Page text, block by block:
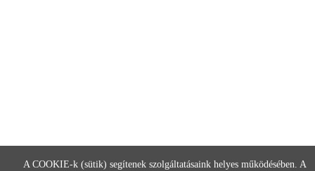
A COOKIE-k (sütik) segítenek szolgáltatásaink helyes működésében. A